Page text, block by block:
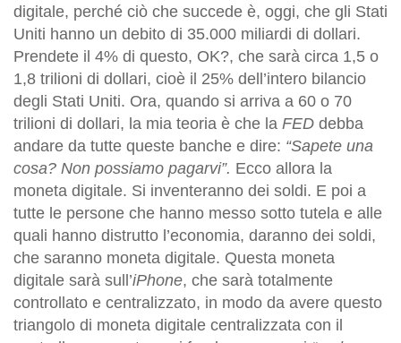
digitale, perché ciò che succede è, oggi, che gli Stati
Uniti hanno un debito di 35.000 miliardi di dollari.
Prendete il 4% di questo, OK?, che sarà circa 1,5 o
1,8 trilioni di dollari, cioè il 25% dell’intero bilancio
degli Stati Uniti. Ora, quando si arriva a 60 o 70
trilioni di dollari, la mia teoria è che la FED debba
andare da tutte queste banche e dire: “Sapete una
cosa? Non possiamo pagarvi”. Ecco allora la
moneta digitale. Si inventeranno dei soldi. E poi a
tutte le persone che hanno messo sotto tutela e alle
quali hanno distrutto l’economia, daranno dei soldi,
che saranno moneta digitale. Questa moneta
digitale sarà sull’iPhone, che sarà totalmente
controllato e centralizzato, in modo da avere questo
triangolo di moneta digitale centralizzata con il